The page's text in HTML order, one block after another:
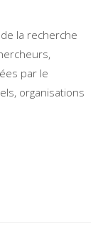
la recherche
par le
organisations